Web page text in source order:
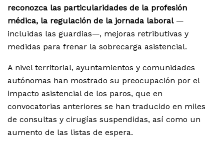
reconozca las particularidades de la profesión
médica, la regulación de la jornada laboral—
incluidas las guardias—, mejoras retributivas y
medidas para frenar la sobrecarga asistencial.
A nivel territorial, ayuntamientos y comunidades
autónomas han mostrado su preocupación por el
impacto asistencial de los paros, que en
convocatorias anteriores se han traducido en miles
de consultas y cirugías suspendidas, así como un
aumento de las listas de espera.